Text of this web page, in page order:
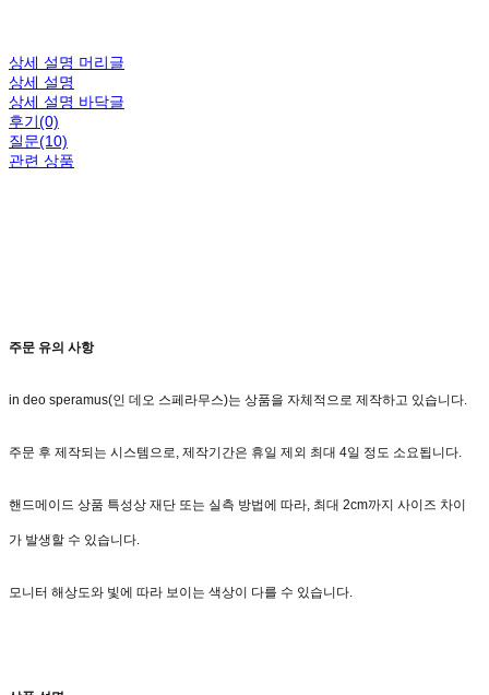
상세 설명 머리글
상세 설명
상세 설명 바닥글
후기(0)
질문(10)
관련 상품
주문 유의 사항
in deo speramus(인 데오 스페라무스)는 상품을 자체적으로 제작하고 있습니다.
주문 후 제작되는 시스템으로, 제작기간은 휴일 제외 최대 4일 정도 소요됩니다.
핸드메이드 상품 특성상 재단 또는 실측 방법에 따라, 최대 2cm까지 사이즈 차이
가 발생할 수 있습니다.
모니터 해상도와 빛에 따라 보이는 색상이 다를 수 있습니다.